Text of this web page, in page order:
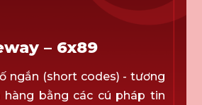
– 6x89
ngắn (short codes) - tương
hàng bằng các cú pháp tin